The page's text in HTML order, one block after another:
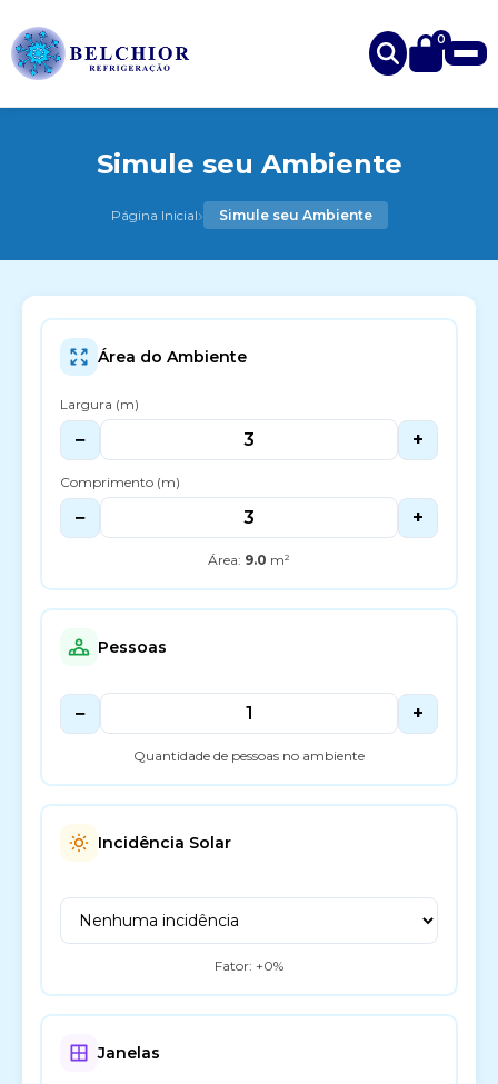
0
Simule seu Ambiente
Página Inicial› Simule seu Ambiente
Área do Ambiente
Largura (m)
− +
Comprimento (m)
− +
Área: 9.0 m²
Pessoas
− +
Quantidade de pessoas no ambiente
Incidência Solar
Fator: +0%
Janelas